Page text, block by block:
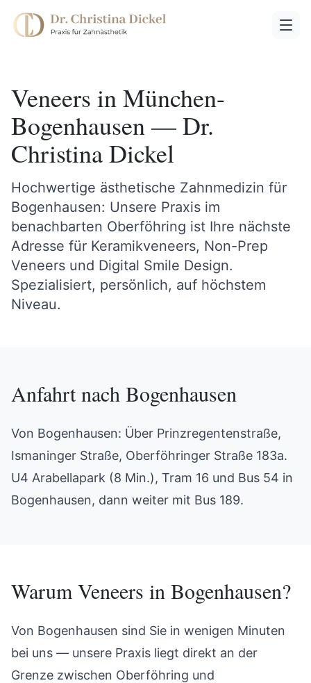
Veneers in München-
Bogenhausen — Dr.
Christina Dickel
Hochwertige ästhetische Zahnmedizin für
Bogenhausen: Unsere Praxis im
benachbarten Oberföhring ist Ihre nächste
Adresse für Keramikveneers, Non-Prep
Veneers und Digital Smile Design.
Spezialisiert, persönlich, auf höchstem
Niveau.
Anfahrt nach Bogenhausen
Von Bogenhausen: Über Prinzregentenstraße,
Ismaninger Straße, Oberföhringer Straße 183a.
U4 Arabellapark (8 Min.), Tram 16 und Bus 54 in
Bogenhausen, dann weiter mit Bus 189.
Warum Veneers in Bogenhausen?
Von Bogenhausen sind Sie in wenigen Minuten
bei uns — unsere Praxis liegt direkt an der
Grenze zwischen Oberföhring und